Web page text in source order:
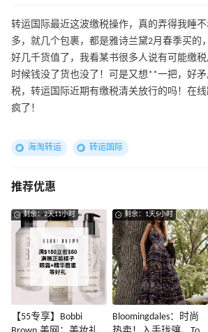
转运国际最近这波缴税操作，真的弄得我睡
多，就几个包裹，都是雅诗兰黛2月春季买的
好几千货值了，我看某书很多人说有可能缴
时候钱没了货也没了！可是又想**一把，好
税，转运国际近期有缴税清关放行的吗！在
疯了！
海淘转运 转运国际
推荐优惠
剩余：2天11小时
【55专享】Bobbi
剩余：1天5小时
Bloomingdales：时尚